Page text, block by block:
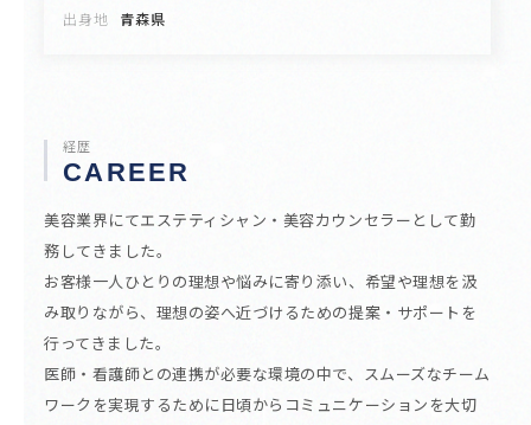
出身地 青森県
経歴
CAREER
美容業界にてエステティシャン・美容カウンセラーとして勤
務してきました。
お客様一人ひとりの理想や悩みに寄り添い、希望や理想を汲
み取りながら、理想の姿へ近づけるための提案・サポートを
行ってきました。
医師・看護師との連携が必要な環境の中で、スムーズなチーム
ワークを実現するために日頃からコミュニケーションを大切